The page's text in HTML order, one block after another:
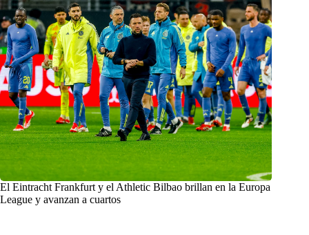
El Eintracht Frankfurt y el Athletic Bilbao brillan en la Europa
League y avanzan a cuartos